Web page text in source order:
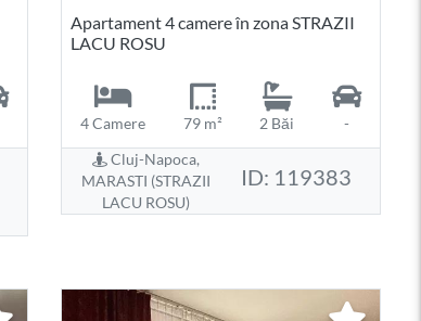
Apartament 4 camere în zona STRAZII
LACU ROSU
4 Camere 79 m² 2 Băi
-
Cluj-Napoca,
MARASTI (STRAZII
LACU ROSU)
ID: 119383